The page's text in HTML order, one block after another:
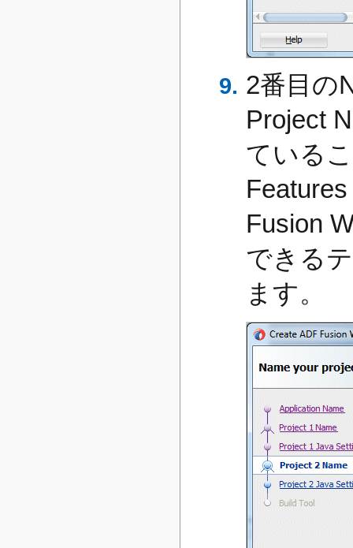
2番目の
Project
ている
Fusion
できる
ます。